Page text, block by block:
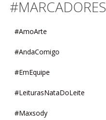
#MARCADORES
#AmoArte
#AndaComigo
#EmEquipe
#LeiturasNataDoLeite
#Maxsody